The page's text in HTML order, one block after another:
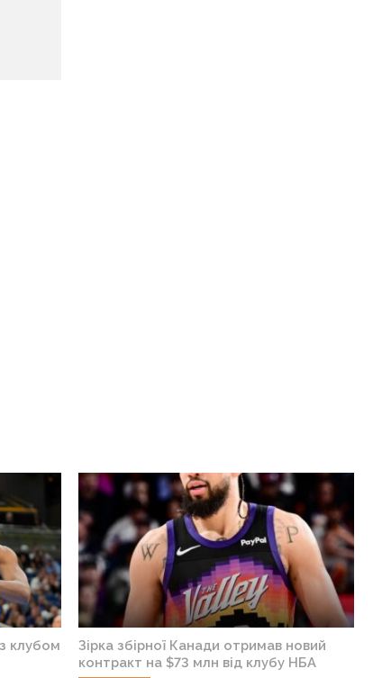
клубом
Зірка збірної Канади отримав новий
контракт на $73 млн від клубу НБА